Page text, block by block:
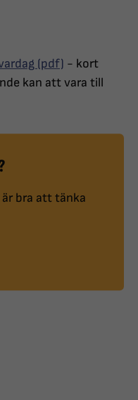
(pdf) - kort
kan att vara till
är bra att tänka